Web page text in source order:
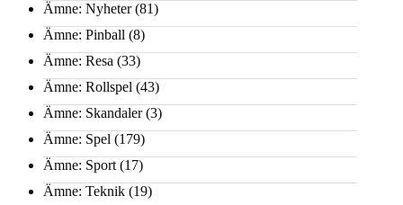
Ämne: Nyheter(81)
Ämne: Pinball (8)
Ämne: Resa (33)
Ämne: Rollspel (43)
Ämne: Skandaler(3)
Ämne: Spel (179)
Ämne: Sport (17)
Ämne: Teknik (19)